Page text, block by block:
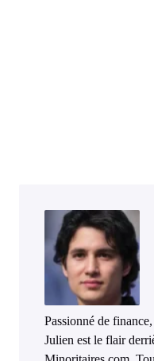
Passionné de
Julien est le flair